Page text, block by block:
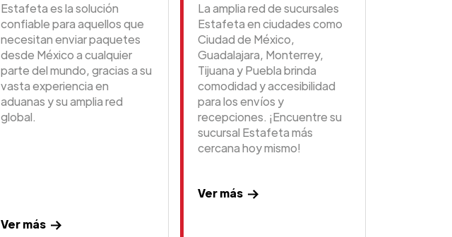
Estafeta es la solución
confiable para aquellos que
necesitan enviar paquetes
desde México a cualquier
parte del mundo, gracias a su
vasta experiencia en
aduanas y su amplia red
global.
Ver más
La amplia red de sucursales
Estafeta en ciudades como
Ciudad de México,
Guadalajara, Monterrey,
Tijuana y Puebla brinda
comodidad y accesibilidad
para los envíos y
recepciones. ¡Encuentre su
sucursal Estafeta más
cercana hoy mismo!
Ver más